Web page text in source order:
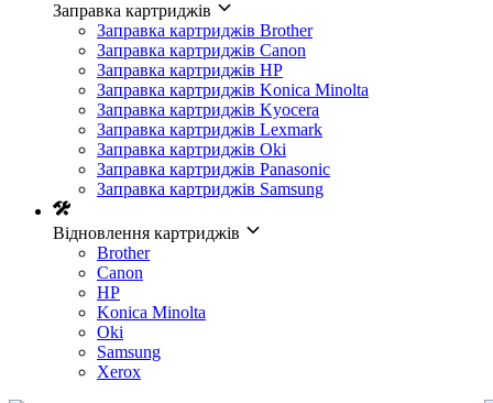
Заправка картриджів
Заправка картриджів Brother
Заправка картриджів Canon
Заправка картриджів HP
Заправка картриджів Konica Minolta
Заправка картриджів Kyocera
Заправка картриджів Lexmark
Заправка картриджів Oki
Заправка картриджів Panasonic
Заправка картриджів Samsung
Відновлення картриджів
Brother
Canon
HP
Konica Minolta
Oki
Samsung
Xerox